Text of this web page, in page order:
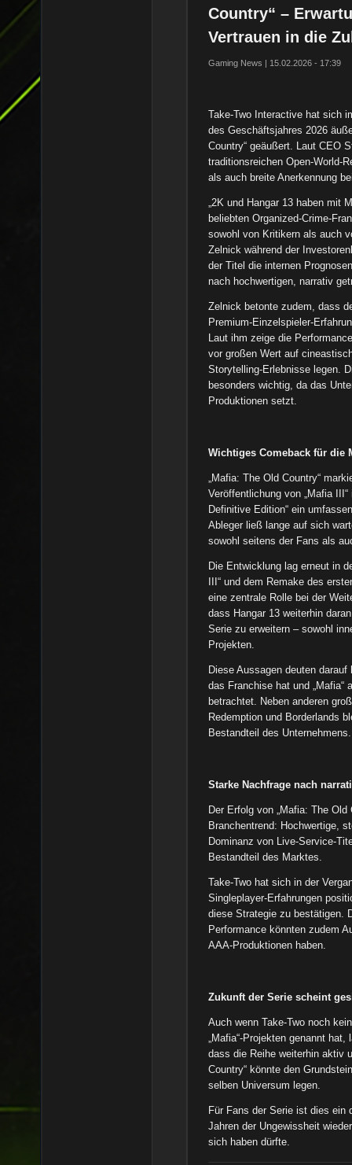
Country“ –
Vertrauen in die
Gaming News | 15.02.2026 - 17:39
Take-Two Interactive hat sich
des Geschäftsjahres 2026
Country“ geäußert. Laut CEO
traditionsreichen Open-World-
als auch breite Anerkennung
„2K und Hangar 13 haben mit
beliebten Organized-Crime-
sowohl von Kritikern als auch
Zelnick während der
der Titel die internen
nach hochwertigen, narrativ
Zelnick betonte zudem, dass
Premium-Einzelspieler-
Laut ihm zeige die
vor großen Wert auf
Storytelling-Erlebnisse legen.
besonders wichtig, da das
Produktionen setzt.
Wichtiges Comeback für die
„Mafia: The Old Country“
Veröffentlichung von „Mafia
Definitive Edition“ ein
Ableger ließ lange auf sich
sowohl seitens der Fans als
Die Entwicklung lag erneut in
III“ und dem Remake des
eine zentrale Rolle bei der
dass Hangar 13 weiterhin
Serie zu erweitern – sowohl
Projekten.
Diese Aussagen deuten
das Franchise hat und
betrachtet. Neben anderen
Redemption und Borderlands
Bestandteil des Unternehmens.
Starke Nachfrage nach
Der Erfolg von „Mafia: The
Branchentrend: Hochwertige,
Dominanz von Live-Service-
Bestandteil des Marktes.
Take-Two hat sich in der
Singleplayer-Erfahrungen
diese Strategie zu bestätigen.
Performance könnten zudem
AAA-Produktionen haben.
Zukunft der Serie scheint
Auch wenn Take-Two noch
„Mafia“-Projekten genannt
dass die Reihe weiterhin aktiv
Country“ könnte den
selben Universum legen.
Für Fans der Serie ist dies ein
Jahren der Ungewissheit
sich haben dürfte.